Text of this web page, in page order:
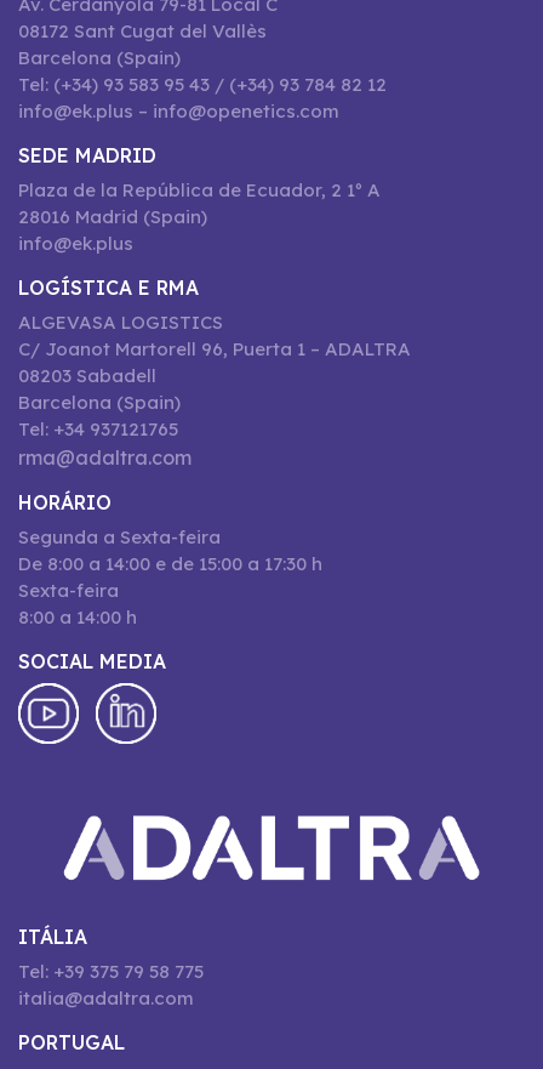
08172 Sant Cugat del Vallès
Barcelona (Spain)
Tel: (+34) 93 583 95 43 / (+34) 93 784 82 12
info@ek.plus – info@openetics.com
SEDE MADRID
Plaza de la República de Ecuador, 2 1º A
28016 Madrid (Spain)
info@ek.plus
LOGÍSTICA E RMA
ALGEVASA LOGISTICS
C/ Joanot Martorell 96, Puerta 1 – ADALTRA
08203 Sabadell
Barcelona (Spain)
Tel: +34 937121765
rma@adaltra.com
HORÁRIO
Segunda a Sexta-feira
De 8:00 a 14:00 e de 15:00 a 17:30 h
Sexta-feira
8:00 a 14:00 h
SOCIAL MEDIA
ITÁLIA
Tel: +39 375 79 58 775
italia@adaltra.com
PORTUGAL